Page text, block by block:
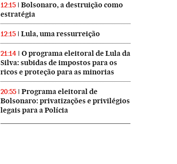
12:15
Bolsonaro, a destruição como
estratégia
12:15 Lula, uma ressurreição
21:14
O programa eleitoral de Lula da
Silva: subidas de impostos para os
ricos e proteção para as minorias
20:55
Programa eleitoral de
Bolsonaro: privatizações e privilégios
legais para a Polícia